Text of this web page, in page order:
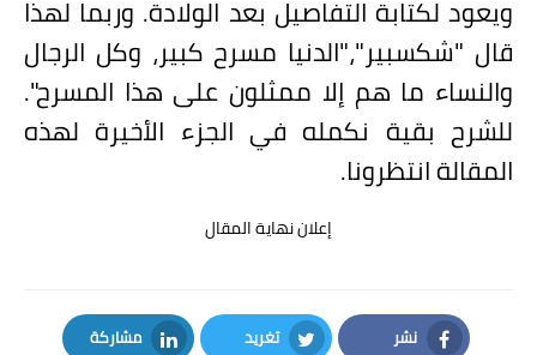
ويعود لكتابة التفاصيل بعد الولادة. وربما لهذا
قال "شكسبير"،"الدنيا مسرح كبير، وكل الرجال
والنساء ما هم إلا ممثلون على هذا المسرح".
للشرح بقية نكمله في الجزء الأخيرة لهذه
المقالة انتظرونا.
إعلان نهاية المقال
نشر تغريد مشاركة